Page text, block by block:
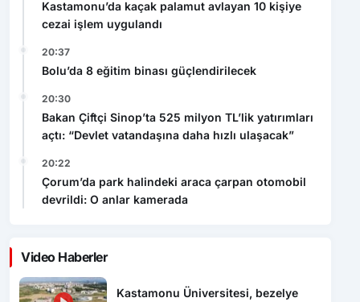
Kastamonu’da kaçak palamut avlayan 10 kişiye
cezai işlem uygulandı
20:37
Bolu’da 8 eğitim binası güçlendirilecek
20:30
Bakan Çiftçi Sinop’ta 525 milyon TL’lik yatırımları
açtı: “Devlet vatandaşına daha hızlı ulaşacak”
20:22
Çorum’da park halindeki araca çarpan otomobil
devrildi: O anlar kamerada
Video Haberler
Kastamonu Üniversitesi, bezelye